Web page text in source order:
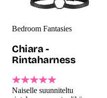
Bedroom Fantasies
Chiara -
Rintaharness
Naiselle suunniteltu